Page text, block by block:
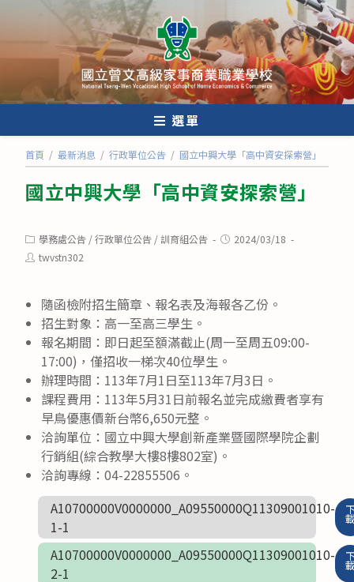
內
選單
首頁 / 最新消息 / 行政單位公告 / 國立中興大學「高中資安探索營」
國立中興大學「高中資安探索營」
Post
category:
學務處公告 /行政單位公告 /訓育組公告
Post2024/03/18
Posttwvstn302
隨函檢附招生簡章、報名表及海報各乙份。
招生對象：高一至高三學生。
報名期間：即日起至額滿截止(周一至周五09:00-
17:00)，僅招收一梯次40位學生。
辦理時間：113年7月1日至113年7月3日。
課程費用：113年5月31日前報名並完成繳費者享有
早鳥優惠價新台幣6,650元整。
洽詢單位：國立中興大學創新產業暨國際學院企劃
行銷組(綜合教學大樓8樓802室)。
洽詢專線：04-22855506。
A10700000V0000000_A09550000Q11309001010-
1-1
A10700000V0000000_A09550000Q11309001010-
2-1